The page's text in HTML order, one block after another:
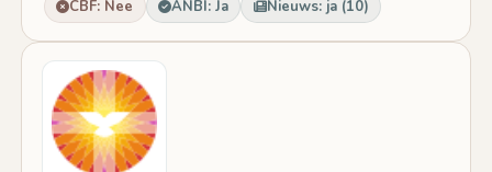
CBF: Nee ANBI: Ja Nieuws: ja (10)